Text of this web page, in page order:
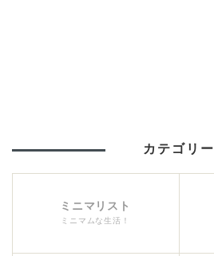
カテゴリー
ミニマリスト
ミニマムな生活！